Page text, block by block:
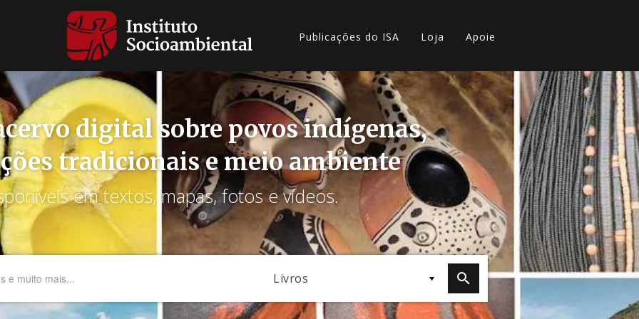
Publicações do ISA Loja Apoie
digital sobre povos indígenas,
tradicionais e meio ambiente
em textos, mapas, fotos e vídeos.
Livros